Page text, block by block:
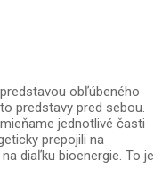
obľúbeného
predstavy pred sebou.
jednotlivé časti
prepojili na
diaľku bioenergie. To je